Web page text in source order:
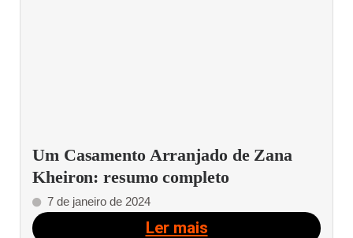
Um Casamento Arranjado de Zana
Kheiron: resumo completo
7 de janeiro de 2024
Ler mais